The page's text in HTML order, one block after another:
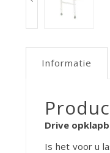
Informatie
Drive
Is het voor u